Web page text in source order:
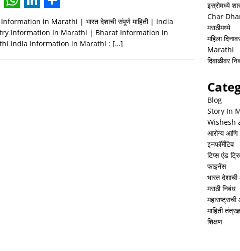
W
h
a
L
i
n
S
h
a
in Marathi | भारत देशाची संपूर्ण माहिती | India
Information In Marathi | Bharat Information in
India Information in Marathi : […]
इस्रोमध्ये
Char
मराठीमध्ये
महिला
Marathi
दिवाळीवर
Blog
Story In
Wishesh
आरोग्य आणि
इनफॉर्मेटिव
टिप्स एंड
फाइनेंस
भारत
मराठी निबंध
माहिती
शिक्षण